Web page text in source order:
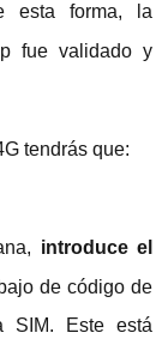
esta forma, la
fue validado y
tendrás que:
introduce el
de código de
SIM. Este está